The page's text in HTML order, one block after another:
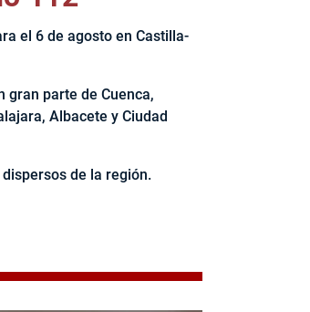
el 6 de agosto en Castilla-
gran parte de Cuenca,
Albacete y Ciudad
dispersos de la región.